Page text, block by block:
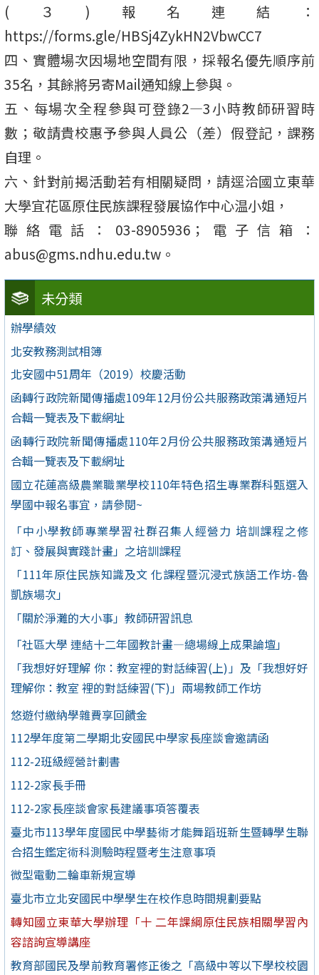
未分類
辦學績效
北安教務測試相簿
北安國中51周年（2019）校慶活動
函轉行政院新聞傳播處109年12月份公共服務政策溝通短片
合輯一覽表及下載網址
函轉行政院新聞傳播處110年2月份公共服務政策溝通短片
合輯一覽表及下載網址
國立花蓮高級農業職業學校110年特色招生專業群科甄選入
學國中報名事宜，請參閱~
「中小學教師專業學習社群召集人經營力 培訓課程之修
訂、發展與實踐計畫」之培訓課程
「111年原住民族知識及文 化課程暨沉浸式族語工作坊-魯
凱族場次」
「關於淨灘的大小事」教師研習訊息
「社區大學 連結十二年國教計畫—總場線上成果論壇」
「我想好好理解 你：教室裡的對話練習(上)」及「我想好好
理解你：教室 裡的對話練習(下)」兩場教師工作坊
悠遊付繳納學雜費享回饋金
112學年度第二學期北安國民中學家長座談會邀請函
112-2班級經營計劃書
112-2家長手冊
112-2家長座談會家長建議事項答覆表
臺北市113學年度國民中學藝術才能舞蹈班新生暨轉學生聯
合招生鑑定術科測驗時程暨考生注意事項
微型電動二輪車新規宣導
臺北市立北安國民中學學生在校作息時間規劃要點
轉知國立東華大學辦理「十 二年課綱原住民族相關學習內
容諮詢宣導講座
教育部國民及學前教育署修正後之「高級中等以下學校校園
(３)報名連結：
https://forms.gle/HBSj4ZykHN2VbwCC7
四、實體場次因場地空間有限，採報名優先順序前
35名，其餘將另寄Mail通知線上參與。
五、每場次全程參與可登錄2—3小時教師研習時
數；敬請貴校惠予參與人員公（差）假登記，課務
自理。
六、針對前揭活動若有相關疑問，請逕洽國立東華
大學宜花區原住民族課程發展協作中心温小姐，
聯絡電話：03-8905936；電子信箱：
abus@gms.ndhu.edu.tw。